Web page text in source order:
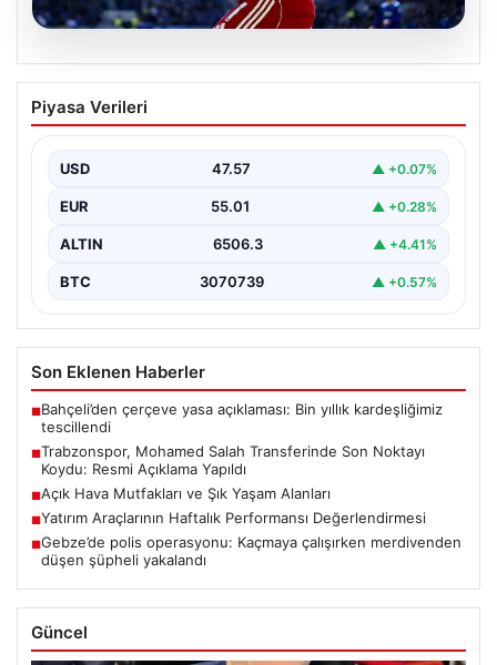
05.08.2026
Trabzonspor, Mohamed Salah
Transferinde Son Noktayı Koydu: Resmi
Trabzonspor, uzun süredir yoğun olarak gündemde
…
Piyasa Verileri
USD 47.57 ▲ +0.07%
EUR 55.01 ▲ +0.28%
ALTIN 6506.3 ▲ +4.41%
BTC 3070739 ▲ +0.57%
Son Eklenen Haberler
■Bahçeli’den çerçeve yasa açıklaması: Bin yıllık kardeşliğimiz
tescillendi
■Trabzonspor, Mohamed Salah Transferinde Son Noktayı
Koydu: Resmi Açıklama Yapıldı
■Açık Hava Mutfakları ve Şık Yaşam Alanları
■Yatırım Araçlarının Haftalık Performansı Değerlendirmesi
■Gebze’de polis operasyonu: Kaçmaya çalışırken merdivenden
düşen şüpheli yakalandı
Güncel